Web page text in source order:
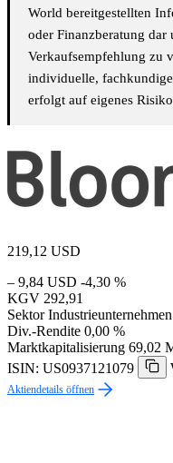
World bereitgestellten
oder Finanzberatung
Verkaufsempfehlung zu
individuelle,
erfolgt auf eigenes
219,12 USD
– 9,84 USD -4,30 %
KGV 292,91
Sektor Industrieunternehmen
Div.-Rendite 0,00 %
Marktkapitalisierung 69,02
ISIN: US0937121079
Aktiendetails öffnen